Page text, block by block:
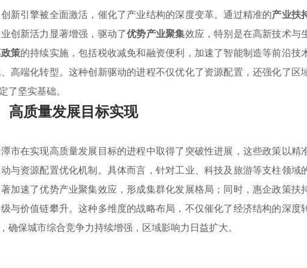
新引擎被全面激活，催化了产业结构的深度变革。通过精准的产业扶
创新活力显著增强，驱动了优势产业聚集效应，特别是在高新技术与
策的持续实施，包括税收减免和融资便利，加速了智能制造等前沿技
高端化转型。这种创新驱动的进程不仅优化了资源配置，还强化了区
了坚实基础。
高质量发展目标实现
市在实现高质量发展目标的进程中取得了突破性进展，这些政策以精
与资源配置优化机制。具体而言，针对工业、科技及旅游等支柱领域
加速了优势产业聚集效应，形成集群化发展格局；同时，惠企政策扶
与价值链攀升。这种多维度的战略布局，不仅催化了经济结构的深度
保城市综合竞争力持续增强，区域影响力日益扩大。